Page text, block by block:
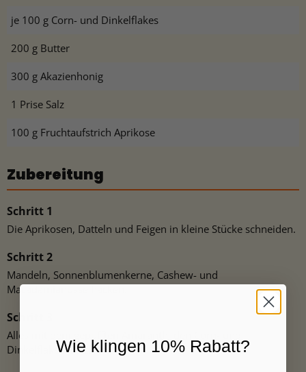
je 100 g Corn- und Dinkelflakes
200 g Butter
300 g Akazienhonig
1 Prise Salz
100 g Fruchtaufstrich Aprikose
Zubereitung
Die Aprikosen, Datteln und Feigen in kleine Stücke schneiden.
Mandeln, Sonnenblumenkerne, Cashew- und
Macadamianüsse hacken.
Alles mit dem gepufften Amaranth, den Corn- und
Dinkelflakes mischen.
Wie klingen 10% Rabatt?